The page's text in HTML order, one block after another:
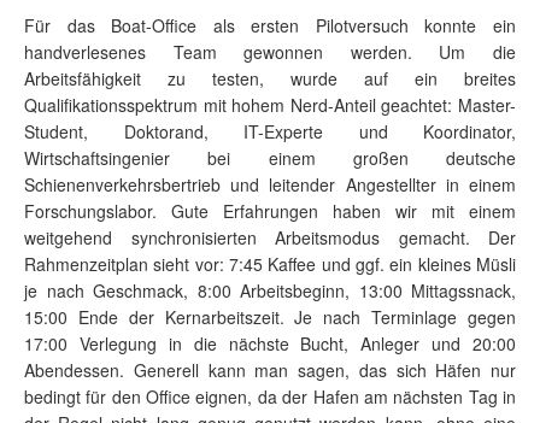
Für das Boat-Office als ersten Pilotversuch konnte ein
handverlesenes Team gewonnen werden. Um die
Arbeitsfähigkeit zu testen, wurde auf ein breites
Qualifikationsspektrum mit hohem Nerd-Anteil geachtet: Master-
Student, Doktorand, IT-Experte und Koordinator,
Wirtschaftsingenier bei einem großen deutsche
Schienenverkehrsbertrieb und leitender Angestellter in einem
Forschungslabor. Gute Erfahrungen haben wir mit einem
weitgehend synchronisierten Arbeitsmodus gemacht. Der
Rahmenzeitplan sieht vor: 7:45 Kaffee und ggf. ein kleines Müsli
je nach Geschmack, 8:00 Arbeitsbeginn, 13:00 Mittagssnack,
15:00 Ende der Kernarbeitszeit. Je nach Terminlage gegen
17:00 Verlegung in die nächste Bucht, Anleger und 20:00
Abendessen. Generell kann man sagen, das sich Häfen nur
bedingt für den Office eignen, da der Hafen am nächsten Tag in